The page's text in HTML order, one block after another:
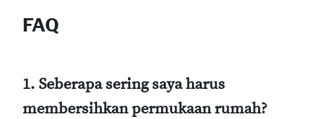
FAQ
1. Seberapa sering saya harus
membersihkan permukaan rumah?